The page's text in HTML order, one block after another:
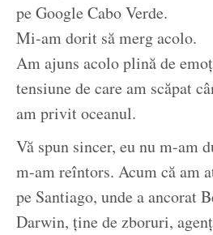
pe Google Cabo Verde.
Mi-am dorit să merg acolo.
Am ajuns acolo plină de
tensiune de care am scăpat
am privit oceanul.
Vă spun sincer, eu nu m-am
m-am reîntors. Acum că am
pe Santiago, unde a ancorat
Darwin, ține de zboruri,